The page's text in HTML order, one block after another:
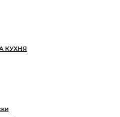
КУХНЯ